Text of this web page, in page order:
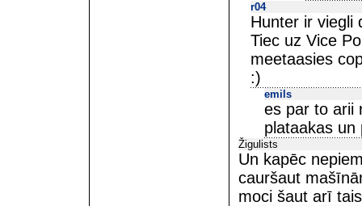
r04
Hunter ir viegli
Tiec uz Vice
meetaasies
:)
emils
es par to arii
plataakas un
Žigulists
Un kapēc
cauršaut
moci šaut arī